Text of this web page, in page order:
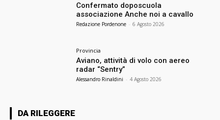
Confermato doposcuola
associazione Anche noi a cavallo
Redazione Pordenone - 6 Agosto 2026
Provincia
Aviano, attività di volo con aereo
radar “Sentry”
Alessandro Rinaldini - 4 Agosto 2026
DA RILEGGERE